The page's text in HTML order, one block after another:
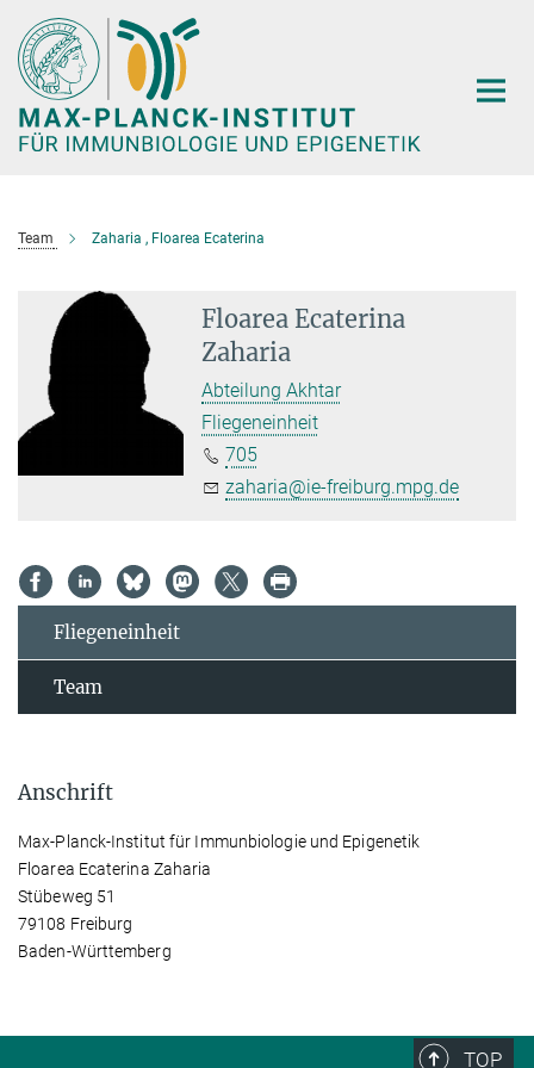
Hauptinhalt
Team Zaharia , Floarea Ecaterina
Floarea Ecaterina
Zaharia
Abteilung Akhtar
Fliegeneinheit
705
zaharia@ie-freiburg.mpg.de
Fliegeneinheit
Team
Anschrift
Max-Planck-Institut für Immunbiologie und Epigenetik
Floarea Ecaterina Zaharia
Stübeweg 51
79108 Freiburg
Baden-Württemberg
TOP